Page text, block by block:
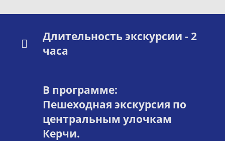
Длительность экскурсии - 2
часа
В программе:
Пешеходная экскурсия по
центральным улочкам
Керчи.